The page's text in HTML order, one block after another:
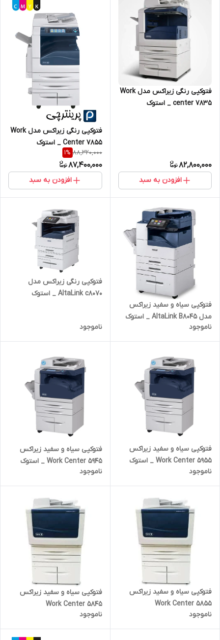
فتوکپی رنگی زیراکس مدل Work
center 7835 _ استوک
82,800,000
افزودن به سبد
فتوکپی رنگی زیراکس مدل Work
Center 7855 _ استوک
88,320,000
1%
87,400,000
افزودن به سبد
فتوکپی سیاه و سفید زیراکس
مدل AltaLink B8045 _ استوک
ناموجود
فتوکپی رنگی زیراکس مدل
AltaLink c8070 _ استوک
ناموجود
فتوکپی سیاه و سفید زیراکس
Work Center 5955 _ استوک
ناموجود
فتوکپی سیاه و سفید زیراکس
Work Center 5945 _ استوک
ناموجود
فتوکپی سیاه و سفید زیراکس
Work Center 5855
ناموجود
فتوکپی سیاه و سفید زیراکس
Work Center 5845
ناموجود